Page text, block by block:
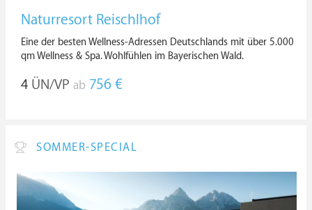
Naturresort Reischlhof
Eine der besten Wellness-Adressen Deutschlands mit über 5.000
qm Wellness & Spa. Wohlfühlen im Bayerischen Wald.
4 ÜN/VP ab 756 €
SOMMER-SPECIAL